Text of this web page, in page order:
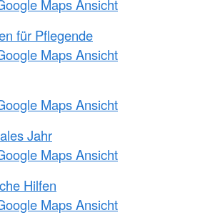
Maps Ansicht
für Pflegende
Maps Ansicht
Maps Ansicht
Jahr
Maps Ansicht
Hilfen
Maps Ansicht